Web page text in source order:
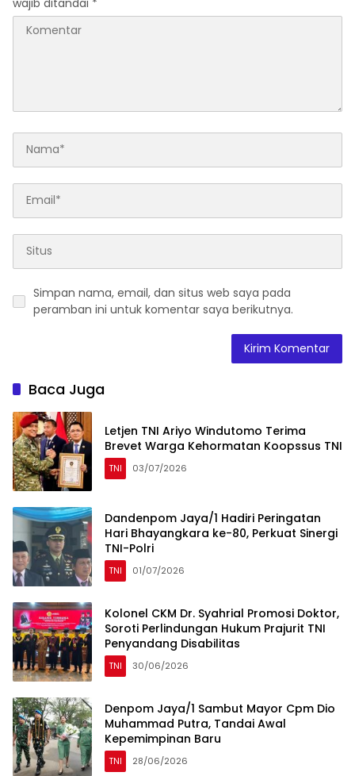
Simpan nama, email, dan situs web saya pada
peramban ini untuk komentar saya berikutnya.
Baca Juga
Letjen TNI Ariyo Windutomo Terima
Brevet Warga Kehormatan Koopssus TNI
TNI 03/07/2026
Dandenpom Jaya/1 Hadiri Peringatan
Hari Bhayangkara ke-80, Perkuat Sinergi
TNI-Polri
TNI 01/07/2026
Kolonel CKM Dr. Syahrial Promosi Doktor,
Soroti Perlindungan Hukum Prajurit TNI
Penyandang Disabilitas
TNI 30/06/2026
Denpom Jaya/1 Sambut Mayor Cpm Dio
Muhammad Putra, Tandai Awal
Kepemimpinan Baru
TNI 28/06/2026